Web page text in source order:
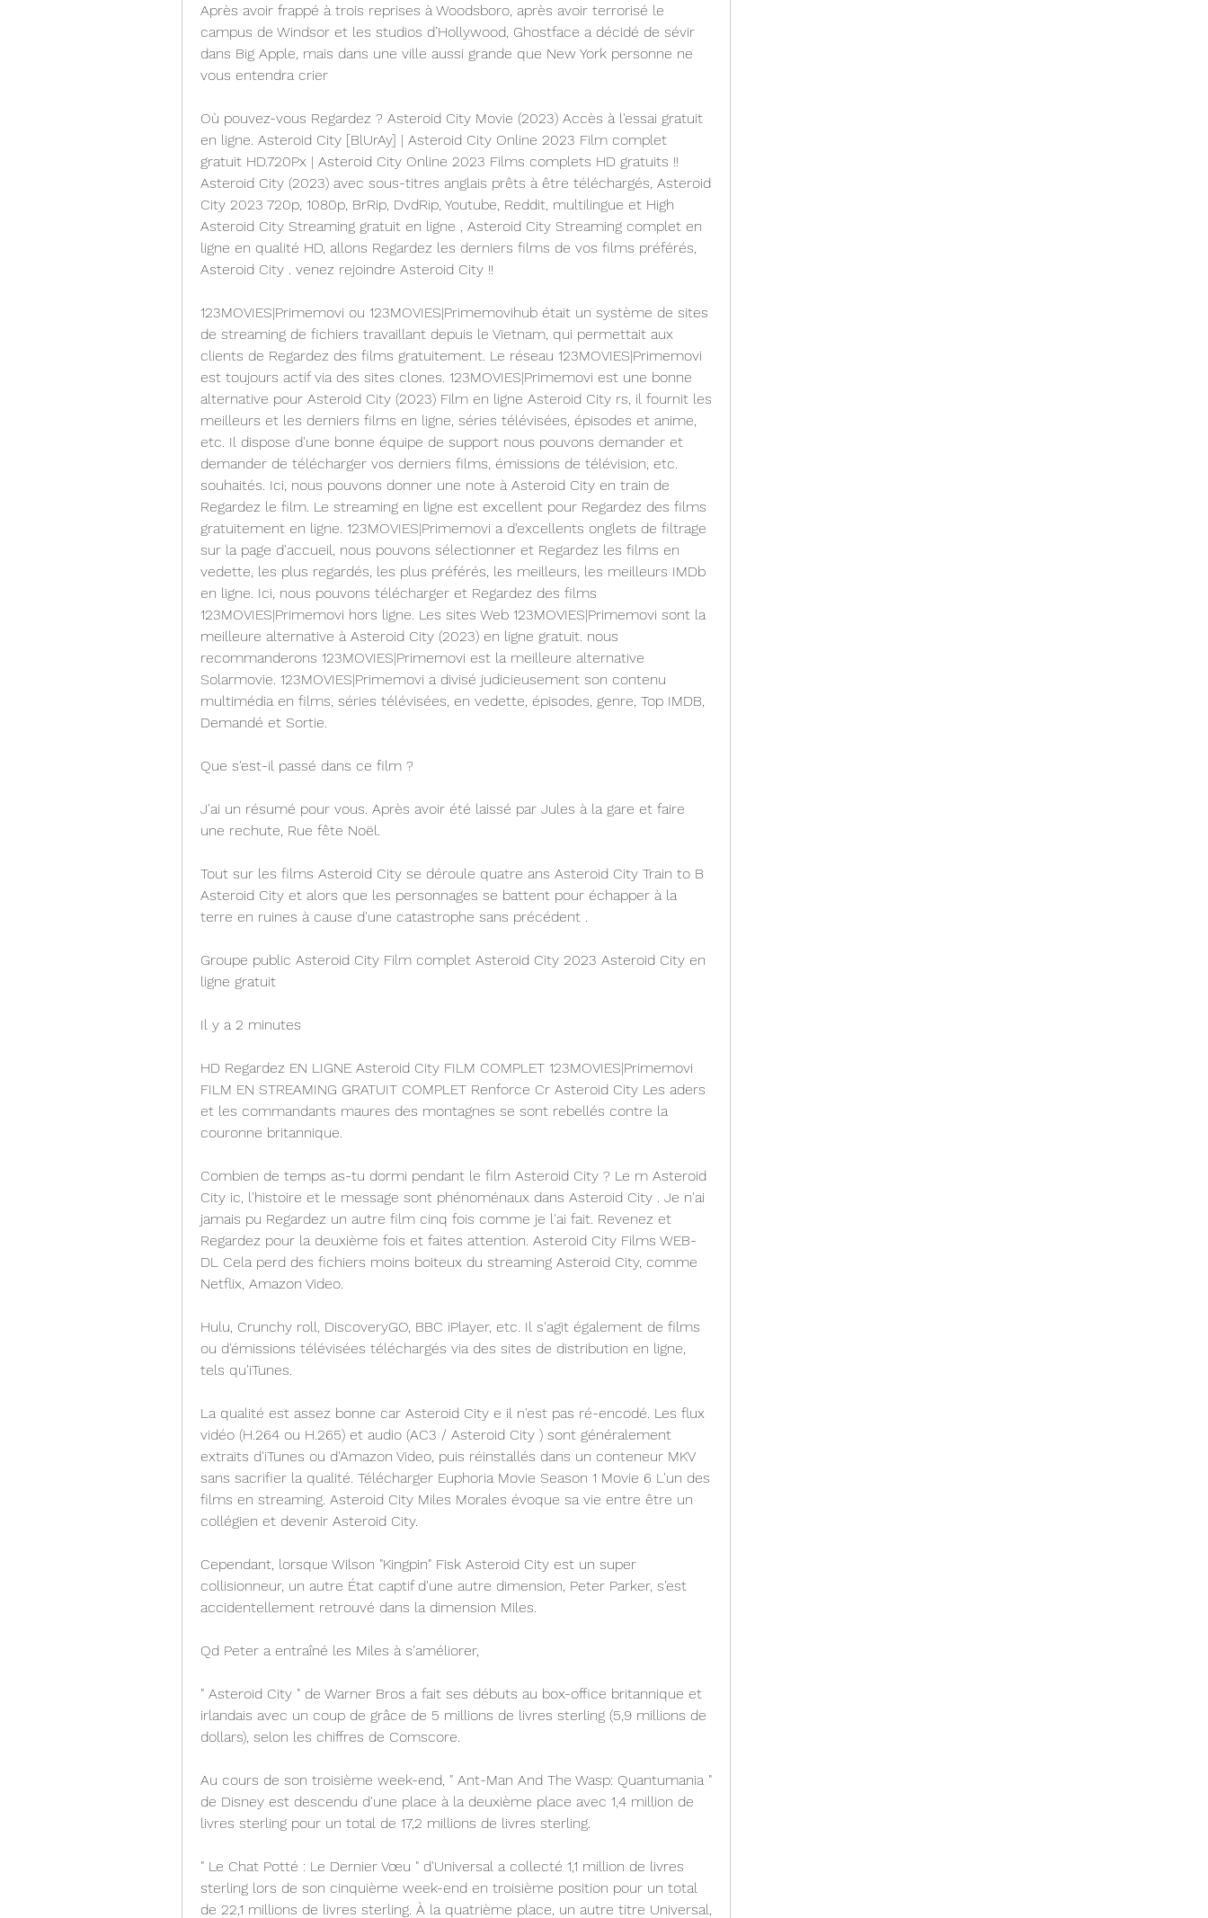
Après avoir frappé à trois reprises à Woodsboro, après avoir terrorisé le
campus de Windsor et les studios d’Hollywood, Ghostface a décidé de sévir
dans Big Apple, mais dans une ville aussi grande que New York personne ne
vous entendra crier
Où pouvez-vous Regardez ? Asteroid City Movie (2023) Accès à l'essai gratuit
en ligne. Asteroid City [BlUrAy] | Asteroid City Online 2023 Film complet
gratuit HD.720Px | Asteroid City Online 2023 Films complets HD gratuits !!
Asteroid City (2023) avec sous-titres anglais prêts à être téléchargés, Asteroid
City 2023 720p, 1080p, BrRip, DvdRip, Youtube, Reddit, multilingue et High
Asteroid City Streaming gratuit en ligne , Asteroid City Streaming complet en
ligne en qualité HD, allons Regardez les derniers films de vos films préférés,
Asteroid City . venez rejoindre Asteroid City !!
123MOVIES|Primemovi ou 123MOVIES|Primemovihub était un système de sites
de streaming de fichiers travaillant depuis le Vietnam, qui permettait aux
clients de Regardez des films gratuitement. Le réseau 123MOVIES|Primemovi
est toujours actif via des sites clones. 123MOVIES|Primemovi est une bonne
alternative pour Asteroid City (2023) Film en ligne Asteroid City rs, il fournit les
meilleurs et les derniers films en ligne, séries télévisées, épisodes et anime,
etc. Il dispose d'une bonne équipe de support nous pouvons demander et
demander de télécharger vos derniers films, émissions de télévision, etc.
souhaités. Ici, nous pouvons donner une note à Asteroid City en train de
Regardez le film. Le streaming en ligne est excellent pour Regardez des films
gratuitement en ligne. 123MOVIES|Primemovi a d'excellents onglets de filtrage
sur la page d'accueil, nous pouvons sélectionner et Regardez les films en
vedette, les plus regardés, les plus préférés, les meilleurs, les meilleurs IMDb
en ligne. Ici, nous pouvons télécharger et Regardez des films
123MOVIES|Primemovi hors ligne. Les sites Web 123MOVIES|Primemovi sont la
meilleure alternative à Asteroid City (2023) en ligne gratuit. nous
recommanderons 123MOVIES|Primemovi est la meilleure alternative
Solarmovie. 123MOVIES|Primemovi a divisé judicieusement son contenu
multimédia en films, séries télévisées, en vedette, épisodes, genre, Top IMDB,
Demandé et Sortie.
Que s'est-il passé dans ce film ?
J'ai un résumé pour vous. Après avoir été laissé par Jules à la gare et faire
une rechute, Rue fête Noël.
Tout sur les films Asteroid City se déroule quatre ans Asteroid City Train to B
Asteroid City et alors que les personnages se battent pour échapper à la
terre en ruines à cause d'une catastrophe sans précédent .
Groupe public Asteroid City Film complet Asteroid City 2023 Asteroid City en
ligne gratuit
Il y a 2 minutes
HD Regardez EN LIGNE Asteroid City FILM COMPLET 123MOVIES|Primemovi
FILM EN STREAMING GRATUIT COMPLET Renforce Cr Asteroid City Les aders
et les commandants maures des montagnes se sont rebellés contre la
couronne britannique.
Combien de temps as-tu dormi pendant le film Asteroid City ? Le m Asteroid
City ic, l'histoire et le message sont phénoménaux dans Asteroid City . Je n'ai
jamais pu Regardez un autre film cinq fois comme je l'ai fait. Revenez et
Regardez pour la deuxième fois et faites attention. Asteroid City Films WEB-
DL Cela perd des fichiers moins boiteux du streaming Asteroid City, comme
Netflix, Amazon Video.
Hulu, Crunchy roll, DiscoveryGO, BBC iPlayer, etc. Il s'agit également de films
ou d'émissions télévisées téléchargés via des sites de distribution en ligne,
tels qu'iTunes.
La qualité est assez bonne car Asteroid City e il n'est pas ré-encodé. Les flux
vidéo (H.264 ou H.265) et audio (AC3 / Asteroid City ) sont généralement
extraits d'iTunes ou d'Amazon Video, puis réinstallés dans un conteneur MKV
sans sacrifier la qualité. Télécharger Euphoria Movie Season 1 Movie 6 L'un des
films en streaming. Asteroid City Miles Morales évoque sa vie entre être un
collégien et devenir Asteroid City.
Cependant, lorsque Wilson "Kingpin" Fisk Asteroid City est un super
collisionneur, un autre État captif d'une autre dimension, Peter Parker, s'est
accidentellement retrouvé dans la dimension Miles.
Qd Peter a entraîné les Miles à s'améliorer,
" Asteroid City " de Warner Bros a fait ses débuts au box-office britannique et
irlandais avec un coup de grâce de 5 millions de livres sterling (5,9 millions de
dollars), selon les chiffres de Comscore.
Au cours de son troisième week-end, " Ant-Man And The Wasp: Quantumania "
de Disney est descendu d'une place à la deuxième place avec 1,4 million de
livres sterling pour un total de 17,2 millions de livres sterling.
" Le Chat Potté : Le Dernier Vœu " d'Universal a collecté 1,1 million de livres
sterling lors de son cinquième week-end en troisième position pour un total
de 22,1 millions de livres sterling. À la quatrième place, un autre titre Universal,